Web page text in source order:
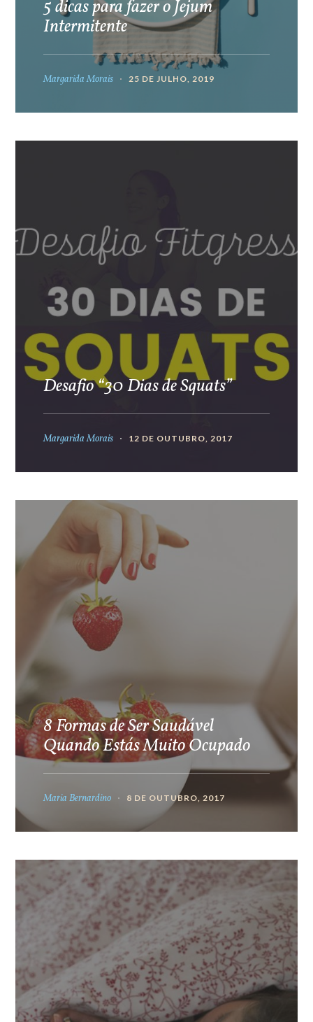
5 dicas para fazer o Jejum
Intermitente
Margarida Morais 25 DE JULHO, 2019
Desafio “30 Dias de Squats”
Margarida Morais 12 DE OUTUBRO, 2017
8 Formas de Ser Saudável
Quando Estás Muito Ocupado
Maria Bernardino 8 DE OUTUBRO, 2017